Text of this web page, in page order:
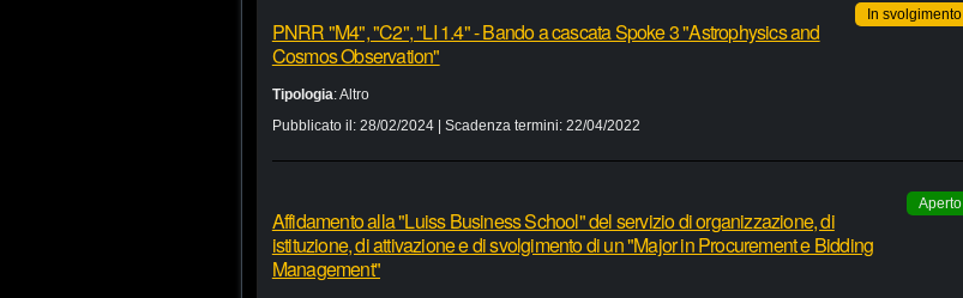
In svolgimento
PNRR "M4", "C2", "LI 1.4" - Bando a cascata Spoke 3 "Astrophysics and
Cosmos Observation"
Tipologia:Altro
Pubblicato il: 28/02/2024| Scadenza termini: 22/04/2022
Aperto
Affidamento alla "Luiss Business School" del servizio di organizzazione, di
istituzione, di attivazione e di svolgimento di un "Major in Procurement e Bidding
Management"